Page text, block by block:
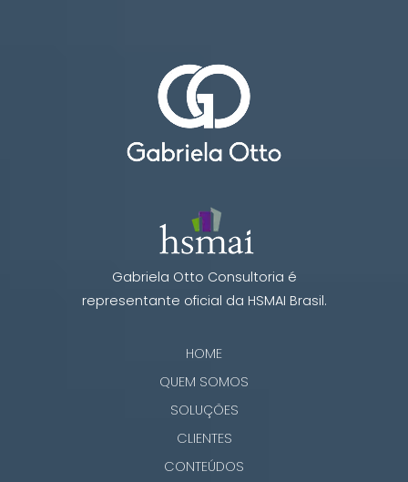
Gabriela Otto Consultoria é
representante oficial da HSMAI Brasil.
HOME
QUEM SOMOS
SOLUÇÕES
CLIENTES
CONTEÚDOS